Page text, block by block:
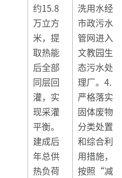
约15.8
万立方
米，提
取热能
后全部
同层回
灌，实
现采灌
平衡。
建成后
年总供
热负荷
洗用水经
市政污水
管网进入
文教园生
态污水处
理厂。4.
严格落实
固体废物
分类处置
和综合利
用措施，
按照“减